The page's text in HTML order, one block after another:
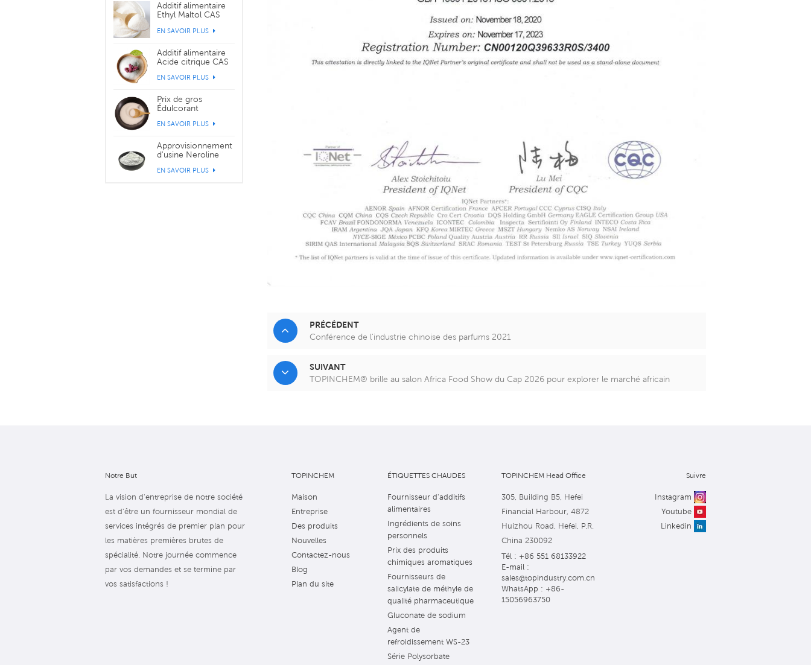
Additif alimentaire
Ethyl Maltol CAS
EN SAVOIR PLUS
Additif alimentaire
Acide citrique CAS
EN SAVOIR PLUS
Prix de gros
Édulcorant
56038-13-2
EN SAVOIR PLUS
Approvisionnement
d'usine Neroline
04-9
EN SAVOIR PLUS
PRÉCÉDENT
Conférence de l'industrie chinoise des parfums 2021
SUIVANT
TOPINCHEM® brille au salon Africa Food Show du Cap 2026 pour explorer le marché africain
Notre But
La vision d'entreprise de notre société
est d'être un fournisseur mondial de
services intégrés de premier plan pour
les matières premières brutes de
spécialité. Notre journée commence
par vos demandes et se termine par
vos satisfactions !
TOPINCHEM
Maison
Entreprise
Des produits
Nouvelles
Contactez-nous
Blog
Plan du site
ÉTIQUETTES CHAUDES
Fournisseur d'additifs
alimentaires
Ingrédients de soins
personnels
Prix des produits
chimiques aromatiques
Fournisseurs de
salicylate de méthyle de
qualité pharmaceutique
Gluconate de sodium
Agent de
refroidissement WS-23
Série Polysorbate
TOPINCHEM Head Office
305, Building B5, Hefei
Financial Harbour, 4872
Huizhou Road, Hefei, P.R.
China 230092
Tél : +86 551 68133922
E-mail :
sales@topindustry.com.cn
WhatsApp : +86-
15056963750
Suivre
Instagram
Youtube
Linkedin